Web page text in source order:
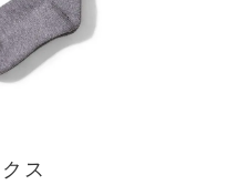
ス